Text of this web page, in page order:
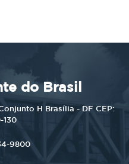
do Brasil
H Brasília - DF CEP:
130
9800